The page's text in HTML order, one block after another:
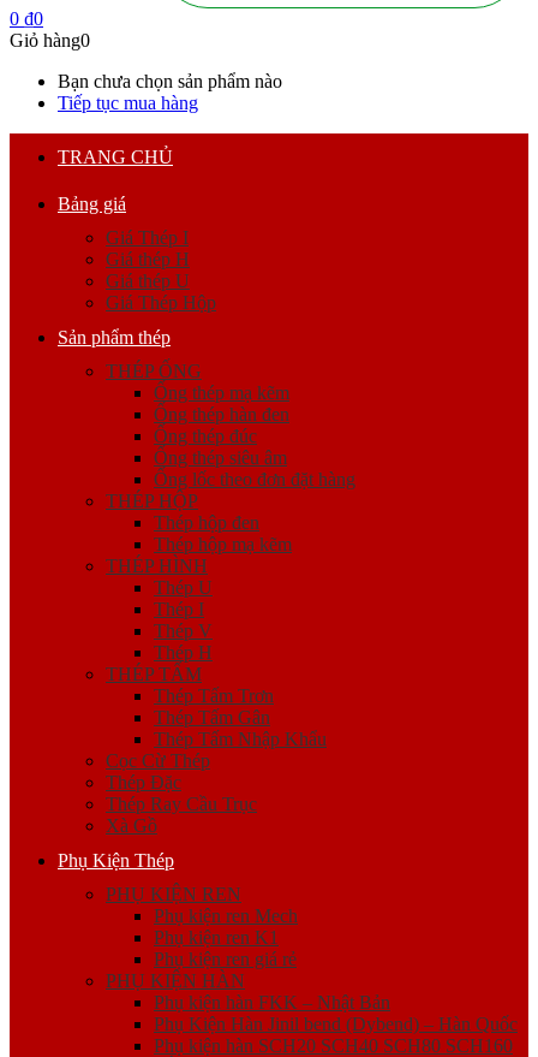
0 ₫0
Giỏ hàng0
Bạn chưa chọn sản phẩm nào
Tiếp tục mua hàng
TRANG CHỦ
Bảng giá
Giá Thép I
Giá thép H
Giá thép U
Giá Thép Hộp
Sản phẩm thép
THÉP ỐNG
Ống thép mạ kẽm
Ống thép hàn đen
Ống thép đúc
Ống thép siêu âm
Ống lốc theo đơn đặt hàng
THÉP HỘP
Thép hộp đen
Thép hộp mạ kẽm
THÉP HÌNH
Thép U
Thép I
Thép V
Thép H
THÉP TẤM
Thép Tấm Trơn
Thép Tấm Gân
Thép Tấm Nhập Khẩu
Cọc Cừ Thép
Thép Đặc
Thép Ray Cầu Trục
Xà Gồ
Phụ Kiện Thép
PHỤ KIỆN REN
Phụ kiện ren Mech
Phụ kiện ren K1
Phụ kiện ren giá rẻ
PHỤ KIỆN HÀN
Phụ kiện hàn FKK – Nhật Bản
Phụ Kiện Hàn Jinil bend (Dybend) – Hàn Quốc
Phụ kiện hàn SCH20 SCH40 SCH80 SCH160